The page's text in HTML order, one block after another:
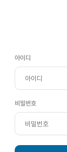
아이디
비밀번호